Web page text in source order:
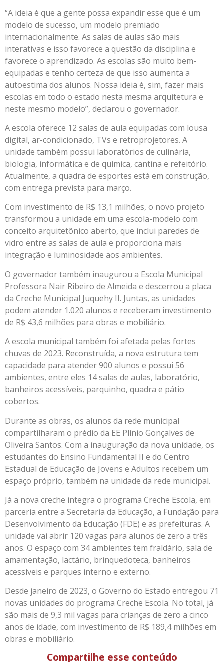
“A ideia é que a gente possa expandir esse que é um
modelo de sucesso, um modelo premiado
internacionalmente. As salas de aulas são mais
interativas e isso favorece a questão da disciplina e
favorece o aprendizado. As escolas são muito bem-
equipadas e tenho certeza de que isso aumenta a
autoestima dos alunos. Nossa ideia é, sim, fazer mais
escolas em todo o estado nesta mesma arquitetura e
neste mesmo modelo”, declarou o governador.
A escola oferece 12 salas de aula equipadas com lousa
digital, ar-condicionado, TVs e retroprojetores. A
unidade também possui laboratórios de culinária,
biologia, informática e de química, cantina e refeitório.
Atualmente, a quadra de esportes está em construção,
com entrega prevista para março.
Com investimento de R$ 13,1 milhões, o novo projeto
transformou a unidade em uma escola-modelo com
conceito arquitetônico aberto, que inclui paredes de
vidro entre as salas de aula e proporciona mais
integração e luminosidade aos ambientes.
O governador também inaugurou a Escola Municipal
Professora Nair Ribeiro de Almeida e descerrou a placa
da Creche Municipal Juquehy II. Juntas, as unidades
podem atender 1.020 alunos e receberam investimento
de R$ 43,6 milhões para obras e mobiliário.
A escola municipal também foi afetada pelas fortes
chuvas de 2023. Reconstruída, a nova estrutura tem
capacidade para atender 900 alunos e possui 56
ambientes, entre eles 14 salas de aulas, laboratório,
banheiros acessíveis, parquinho, quadra e pátio
cobertos.
Durante as obras, os alunos da rede municipal
compartilharam o prédio da EE Plínio Gonçalves de
Oliveira Santos. Com a inauguração da nova unidade, os
estudantes do Ensino Fundamental II e do Centro
Estadual de Educação de Jovens e Adultos recebem um
espaço próprio, também na unidade da rede municipal.
Já a nova creche integra o programa Creche Escola, em
parceria entre a Secretaria da Educação, a Fundação para
Desenvolvimento da Educação (FDE) e as prefeituras. A
unidade vai abrir 120 vagas para alunos de zero a três
anos. O espaço com 34 ambientes tem fraldário, sala de
amamentação, lactário, brinquedoteca, banheiros
acessíveis e parques interno e externo.
Desde janeiro de 2023, o Governo do Estado entregou 71
novas unidades do programa Creche Escola. No total, já
são mais de 9,3 mil vagas para crianças de zero a cinco
anos de idade, com investimento de R$ 189,4 milhões em
obras e mobiliário.
Compartilhe esse conteúdo